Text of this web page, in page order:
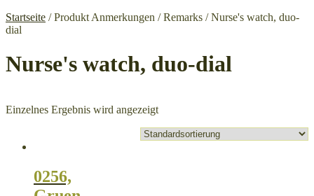
Startseite / Produkt Anmerkungen / Remarks / Nurse's watch, duo-
dial
Nurse's watch, duo-dial
Einzelnes Ergebnis wird angezeigt
0256,